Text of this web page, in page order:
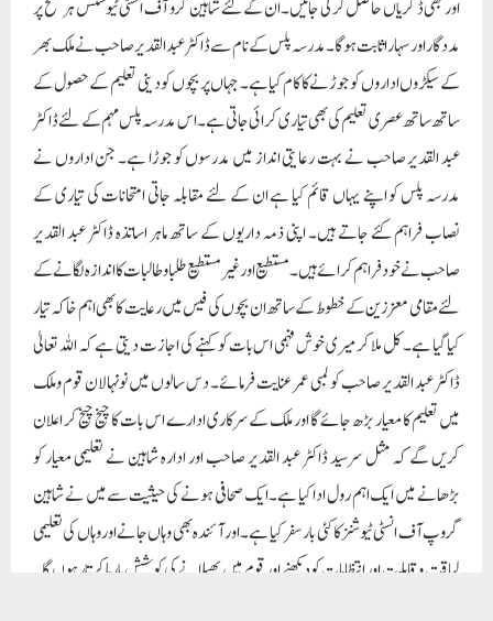
لیاقت و قابلیت اور انتظامات کو دیکھنے اور قوم میں پھیلانے کی کوشش بارہا کرتا رہوں گا۔
میری ان کوششوں کے پیچھے میرا مقصد قوم وملک کے نونہالوں اور خاص طور سے
مدارس کے ان بچوں کے اندر اعلیٰ تعلیم کی رمق جگانا ہے جو دل ہی دل میں ایک دبی دبی
سی خواہش لے کر خواب دیکھ رہے ہیں لیکن ان کے ہاتھوں میں غربت کے سوا کوئی اور
چارا نہیں ہے۔ تو یقین جانئے کہ ہر وہ طالبعلم جو اعلیٰ تعلیم کی خواہش رکھتا ہے مگر اپنی کم
وسعتی کی بنا پر اس کے ارمانوں کا گلا گھٹ رہا ہے تو اب وہ مایوس ہونا چھوڑ کر شاہین گروپ
آف انسٹی ٹیوشن کے ان اداروں کا پتہ لگائے جو مدرسہ پلس کے تحت منسلک ہوکر پوری
رفتار سے چل پڑے ہیں۔ اس کے علاوہ اگر کرناٹک کے بیدر شہر کے شاہین کیمپس میں
بھی تعلیم حاصل کرنے کے خواہش مند طلبا و طالبات ہیں تو وہ شاہین گروپ آف انسٹی
ٹیوشنس کی ویب سائٹ پر جا کر اپنی تسلی کرتے ہوئے اپنے خوابوں کو نیا اڑان دے سکتے
ہیں۔
ایک بات کہنا میرے لئے بالکل حرج محسوس نہیں ہو رہا ہے کہ بہت سارے ایسے بچے
ہوتے ہیں جو اپنی ابتدائی تعلیم یا ذہنی پرورش کی کمزوری کے سبب بھی اعلیٰ تعلیم کی
حصولیابی سے مایوس ہیں۔ حالانکہ ایسے کمزور بچوں میں بھی حصول علم کا اعلیٰ ہدف ہوتا
ہے مگر ذہنی کمزوری ہونے کے سبب وہ مایوسی کا شکار ہوتے ہیں۔ ایسے بچوں کو بھی مایوسی
سے نکالنے اوران کے اندر اعلیٰ تعلیم کی رمق جگانے کے لئے ڈاکٹر عبد القدیر صاحب نے